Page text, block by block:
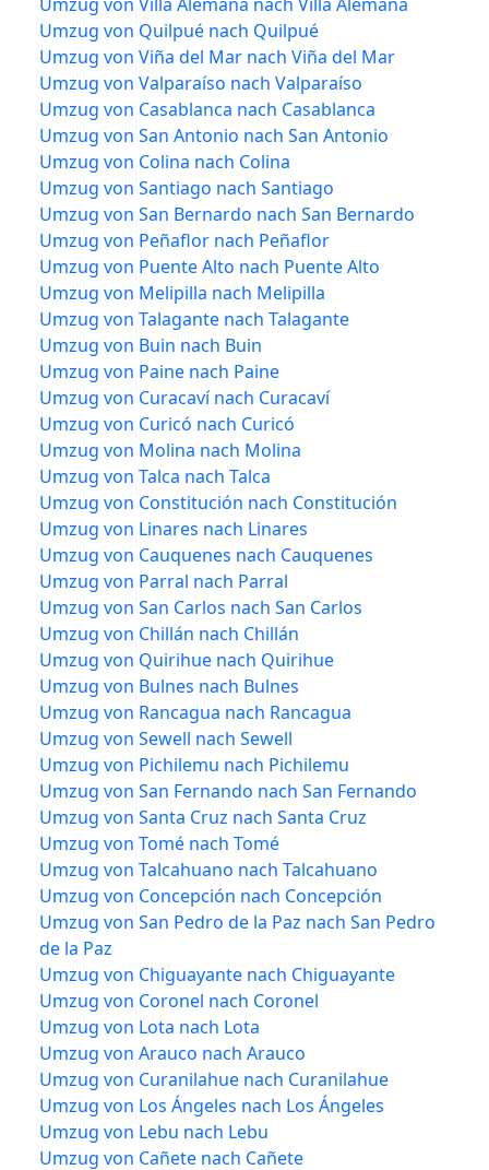
Umzug von Quilpué nach Quilpué
Umzug von Viña del Mar nach Viña del Mar
Umzug von Valparaíso nach Valparaíso
Umzug von Casablanca nach Casablanca
Umzug von San Antonio nach San Antonio
Umzug von Colina nach Colina
Umzug von Santiago nach Santiago
Umzug von San Bernardo nach San Bernardo
Umzug von Peñaflor nach Peñaflor
Umzug von Puente Alto nach Puente Alto
Umzug von Melipilla nach Melipilla
Umzug von Talagante nach Talagante
Umzug von Buin nach Buin
Umzug von Paine nach Paine
Umzug von Curacaví nach Curacaví
Umzug von Curicó nach Curicó
Umzug von Molina nach Molina
Umzug von Talca nach Talca
Umzug von Constitución nach Constitución
Umzug von Linares nach Linares
Umzug von Cauquenes nach Cauquenes
Umzug von Parral nach Parral
Umzug von San Carlos nach San Carlos
Umzug von Chillán nach Chillán
Umzug von Quirihue nach Quirihue
Umzug von Bulnes nach Bulnes
Umzug von Rancagua nach Rancagua
Umzug von Sewell nach Sewell
Umzug von Pichilemu nach Pichilemu
Umzug von San Fernando nach San Fernando
Umzug von Santa Cruz nach Santa Cruz
Umzug von Tomé nach Tomé
Umzug von Talcahuano nach Talcahuano
Umzug von Concepción nach Concepción
Umzug von San Pedro de la Paz nach San Pedro
de la Paz
Umzug von Chiguayante nach Chiguayante
Umzug von Coronel nach Coronel
Umzug von Lota nach Lota
Umzug von Arauco nach Arauco
Umzug von Curanilahue nach Curanilahue
Umzug von Los Ángeles nach Los Ángeles
Umzug von Lebu nach Lebu
Umzug von Cañete nach Cañete